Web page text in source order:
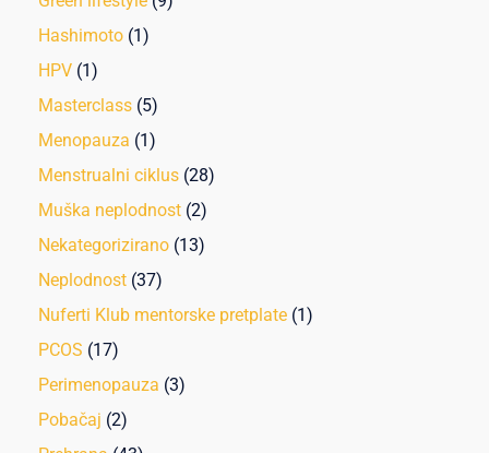
Hashimoto (1)
HPV (1)
Masterclass (5)
Menopauza (1)
Menstrualni ciklus (28)
Muška neplodnost (2)
Nekategorizirano (13)
Neplodnost (37)
Nuferti Klub mentorske pretplate (1)
PCOS (17)
Perimenopauza (3)
Pobačaj (2)